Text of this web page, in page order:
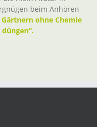
beim Anhören
Gärtnern ohne Chemie